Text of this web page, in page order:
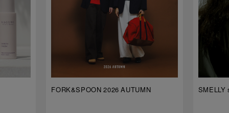
FORK&SPOON 2026 AUTUMN SMELLY